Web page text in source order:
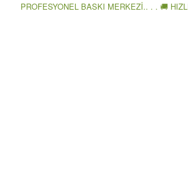
PROFESYONEL BASKI MERKEZİ.. . . 🚚